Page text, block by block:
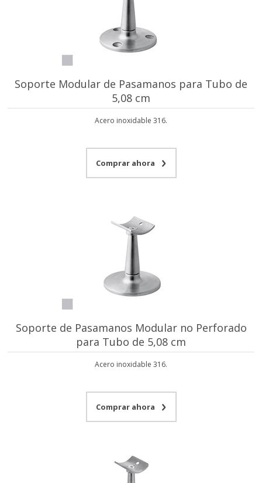
Soporte Modular de Pasamanos para Tubo de
5,08 cm
Acero inoxidable 316.
Comprar ahora
Soporte de Pasamanos Modular no Perforado
para Tubo de 5,08 cm
Acero inoxidable 316.
Comprar ahora